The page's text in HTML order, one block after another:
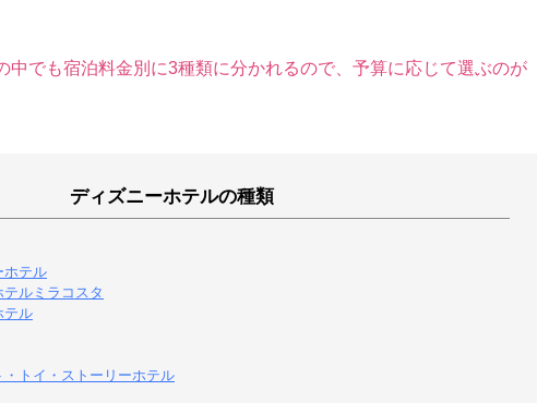
中でも宿泊料金別に3種類に分かれるので、予算に応じて選ぶのが
ディズニーホテルの種類
ホテル
ルミラコスタ
テル
トイ・ストーリーホテル